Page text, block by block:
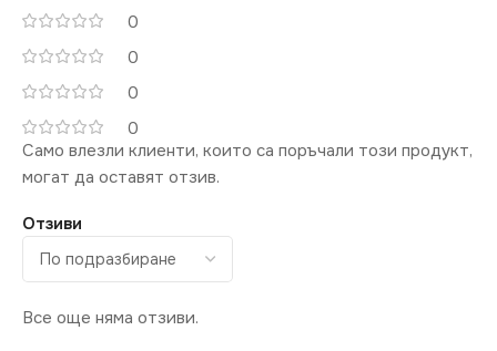
0
0
0
0
Отзиви
Все още няма отзиви.
Само влезли клиенти, които са поръчали този продукт,
могат да оставят отзив.